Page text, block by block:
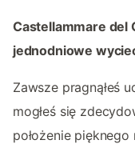
Castellammare del
jednodniowe
Zawsze pragnąłeś
mogłeś się
położenie